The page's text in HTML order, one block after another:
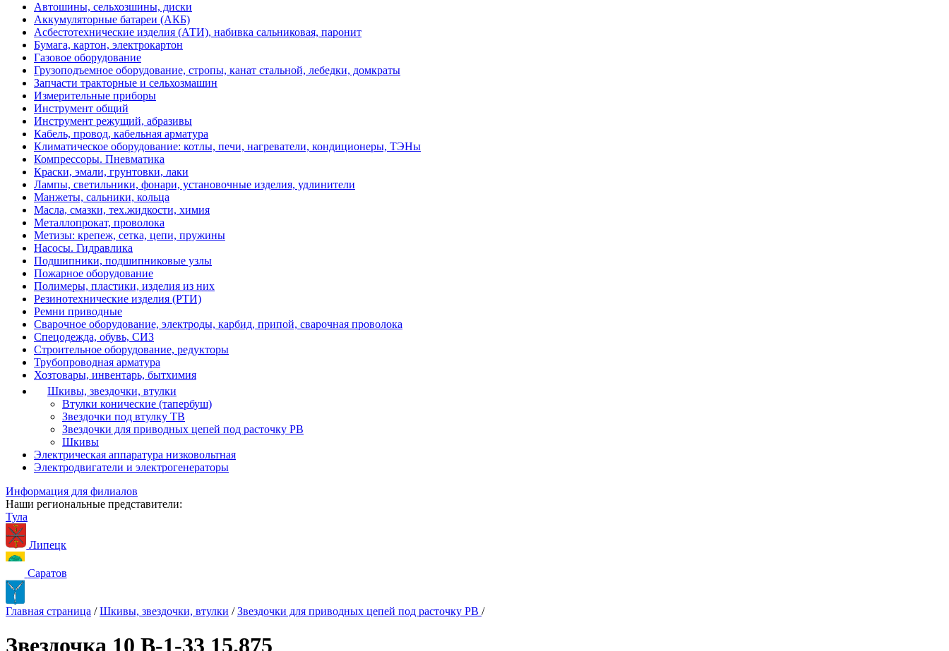
Автошины, сельхозшины, диски
Аккумуляторные батареи (АКБ)
Асбестотехнические изделия (АТИ), набивка сальниковая, паронит
Бумага, картон, электрокартон
Газовое оборудование
Грузоподъемное оборудование, стропы, канат стальной, лебедки, домкраты
Запчасти тракторные и сельхозмашин
Измерительные приборы
Инструмент общий
Инструмент режущий, абразивы
Кабель, провод, кабельная арматура
Климатическое оборудование: котлы, печи, нагреватели, кондиционеры, ТЭНы
Компрессоры. Пневматика
Краски, эмали, грунтовки, лаки
Лампы, светильники, фонари, установочные изделия, удлинители
Манжеты, сальники, кольца
Масла, смазки, тех.жидкости, химия
Металлопрокат, проволока
Метизы: крепеж, сетка, цепи, пружины
Насосы. Гидравлика
Подшипники, подшипниковые узлы
Пожарное оборудование
Полимеры, пластики, изделия из них
Резинотехнические изделия (РТИ)
Ремни приводные
Сварочное оборудование, электроды, карбид, припой, сварочная проволока
Спецодежда, обувь, СИЗ
Строительное оборудование, редукторы
Трубопроводная арматура
Хозтовары, инвентарь, бытхимия
Шкивы, звездочки, втулки
Втулки конические (тапербуш)
Звездочки под втулку ТВ
Звездочки для приводных цепей под расточку РВ
Шкивы
Электрическая аппаратура низковольтная
Электродвигатели и электрогенераторы
Информация для филиалов
Наши региональные представители:
Тула
Липецк
Саратов
Главная страница / Шкивы, звездочки, втулки / Звездочки для приводных цепей под расточку РВ /
Звездочка 10 B-1-33 15.875